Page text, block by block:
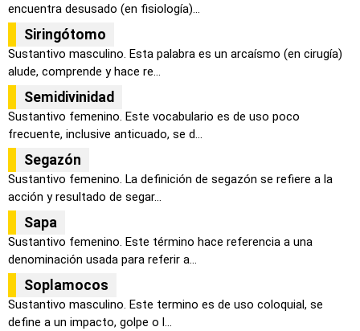
encuentra desusado (en fisiología)...
Siringótomo
Sustantivo masculino. Esta palabra es un arcaísmo (en cirugía)
alude, comprende y hace re...
Semidivinidad
Sustantivo femenino. Este vocabulario es de uso poco
frecuente, inclusive anticuado, se d...
Segazón
Sustantivo femenino. La definición de segazón se refiere a la
acción y resultado de segar...
Sapa
Sustantivo femenino. Este término hace referencia a una
denominación usada para referir a...
Soplamocos
Sustantivo masculino. Este termino es de uso coloquial, se
define a un impacto, golpe o l...